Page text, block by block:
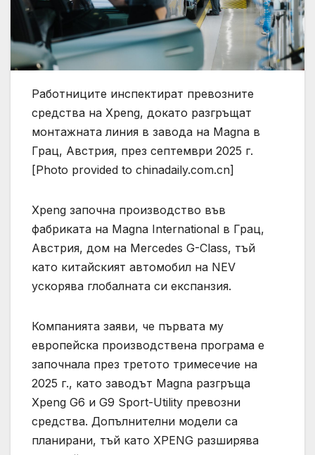
Работниците инспектират превозните
средства на Xpeng, докато разгръщат
монтажната линия в завода на Magna в
Грац, Австрия, през септември 2025 г.
[Photo provided to chinadaily.com.cn]
Xpeng започна производство във
фабриката на Magna International в Грац,
Австрия, дом на Mercedes G-Class, тъй
като китайският автомобил на NEV
ускорява глобалната си експанзия.
Компанията заяви, че първата му
европейска производствена програма е
започнала през третото тримесечие на
2025 г., като заводът Magna разгръща
Xpeng G6 и G9 Sport-Utility превозни
средства. Допълнителни модели са
планирани, тъй като XPENG разширява